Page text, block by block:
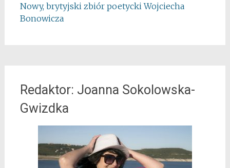
Nowy, brytyjski zbiór poetycki Wojciecha
Bonowicza
Redaktor: Joanna Sokolowska-
Gwizdka